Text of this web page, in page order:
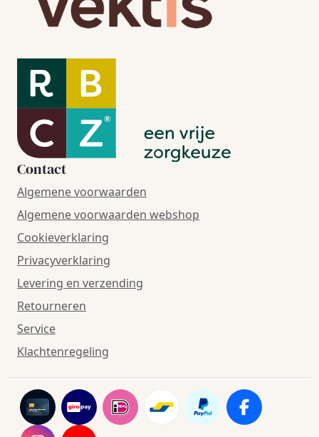
Contact
Algemene voorwaarden
Algemene voorwaarden webshop
Cookieverklaring
Privacyverklaring
Levering en verzending
Retourneren
Service
Klachtenregeling